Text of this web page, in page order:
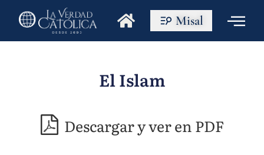
Misal
El Islam
Descargar y ver en PDF